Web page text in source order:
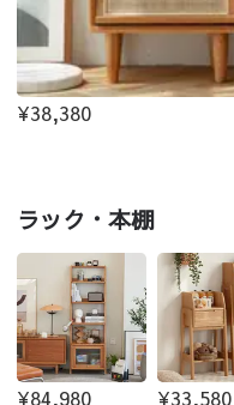
¥38,380
ラック・本棚
¥84,980 ¥33,580